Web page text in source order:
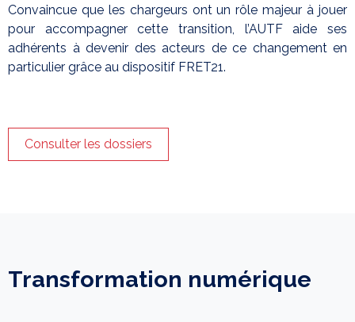
Convaincue que les chargeurs ont un rôle majeur à jouer
pour accompagner cette transition, l’AUTF aide ses
adhérents à devenir des acteurs de ce changement en
particulier grâce au dispositif FRET21.
Consulter les dossiers
Transformation numérique